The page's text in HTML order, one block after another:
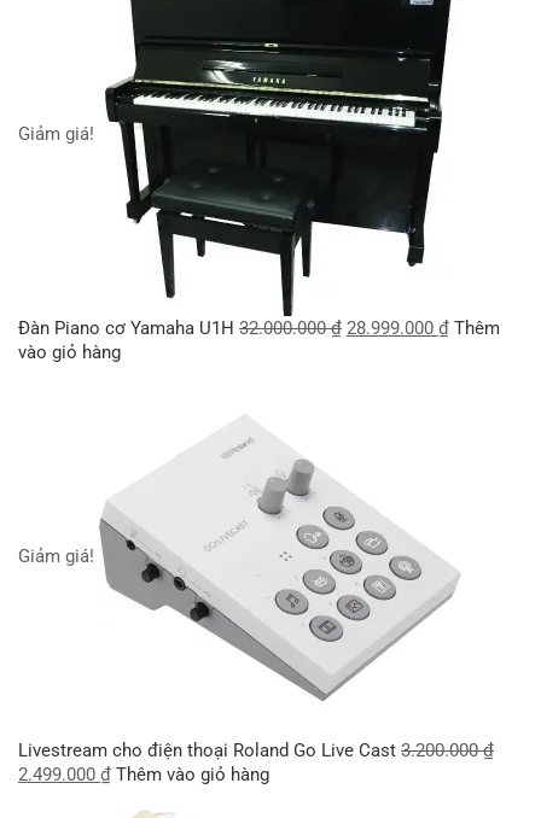
Giảm giá!
Đàn Piano cơ Yamaha U1H 32.000.000₫ 28.999.000 ₫ Thêm
vào giỏ hàng
Giảm giá!
Livestream cho điện thoại Roland Go Live Cast 3.200.000₫
2.499.000 ₫ Thêm vào giỏ hàng